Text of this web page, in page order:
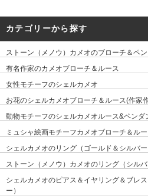
カテゴリーから探す
ストーン（メノウ）カメオのブローチ＆ペ
有名作家のカメオブローチ＆ルース
女性モチーフのシェルカメオ
お花のシェルカメオブローチ＆ルース(作家
動物モチーフのシェルカメオルース&ペンダ
ミュシャ絵画モチーフカメオブローチ＆ル
シェルカメオのリング（ゴールド＆シルバー
ストーン（メノウ）カメオのリング（シルバ
シェルカメオのピアス＆イヤリング＆ブレ
ー）